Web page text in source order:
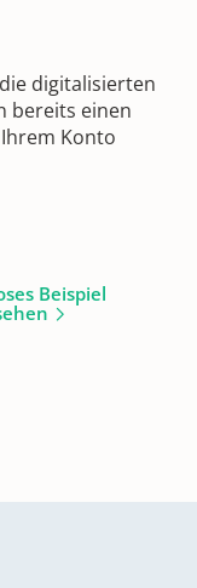
digitalisierten
bereits einen
Konto
Beispiel